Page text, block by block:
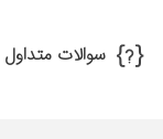
سوالات متداول